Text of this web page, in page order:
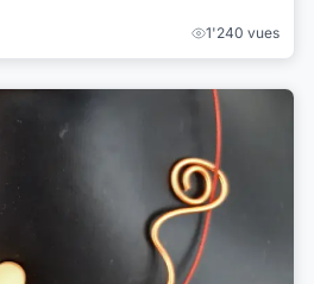
1'240 vues